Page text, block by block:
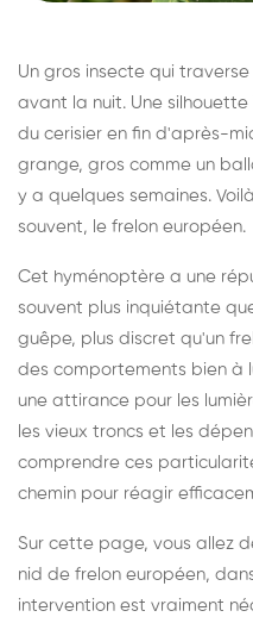
Un gros insecte qui
avant la nuit. Une
du cerisier en fin d'après-
grange, gros comme un
y a quelques semaines.
souvent, le frelon européen.
Cet hyménoptère a une
souvent plus inquiétante
guêpe, plus discret qu'un
des comportements bien à
une attirance pour les
les vieux troncs et les
comprendre ces
chemin pour réagir
Sur cette page, vous allez
nid de frelon européen,
intervention est vraiment